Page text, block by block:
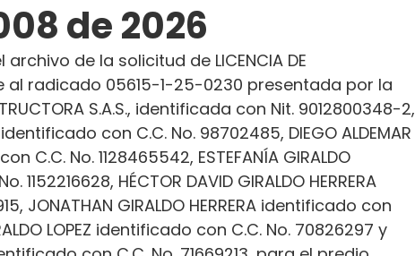
de 2026
de la solicitud de LICENCIA DE
al radicado 05615-1-25-0230 presentada por la
S.A.S., identificada con Nit. 9012800348-2,
identificado con C.C. No. 98702485, DIEGO ALDEMAR
C.C. No. 1128465542, ESTEFANÍA GIRALDO
1152216628, HÉCTOR DAVID GIRALDO HERRERA
JONATHAN GIRALDO HERRERA identificado con
LOPEZ identificado con C.C. No. 70826297 y